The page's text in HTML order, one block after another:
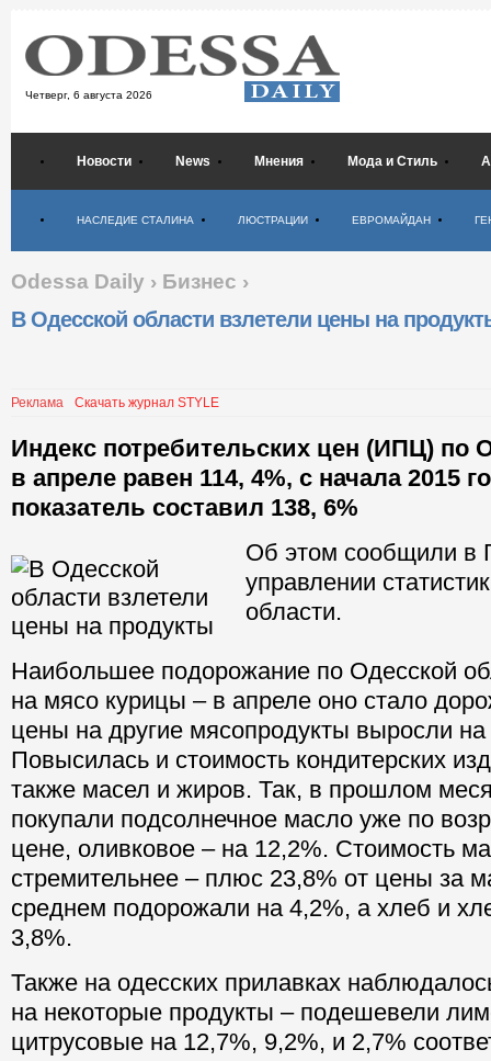
Четверг, 6 августа 2026
Новости News Мнения Мода и Стиль
НАСЛЕДИЕ СТАЛИНА ЛЮСТРАЦИИ ЕВРОМАЙДАН
Odessa Daily › Бизнес ›
В Одесской области взлетели цены на
Реклама Скачать журнал STYLE
Индекс потребительских цен (ИПЦ) по
в апреле равен 114, 4%, с начала 2015
показатель составил 138, 6%
Об этом сообщили в
управлении
области.
Наибольшее подорожание по Одесской
на мясо курицы – в апреле оно стало
цены на другие мясопродукты выросли
Повысилась и стоимость кондитерских
также масел и жиров. Так, в прошлом
покупали подсолнечное масло уже по
цене, оливковое – на 12,2%. Стоимость
стремительнее – плюс 23,8% от цены за
среднем подорожали на 4,2%, а хлеб и
3,8%.
Также на одесских прилавках
на некоторые продукты – подешевели
цитрусовые на 12,7%, 9,2%, и 2,7%